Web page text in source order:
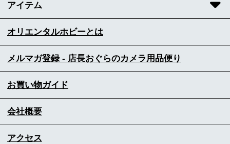
アイテム
オリエンタルホビーとは
メルマガ登録 - 店長おぐらのカメラ用品便り
お買い物ガイド
会社概要
アクセス